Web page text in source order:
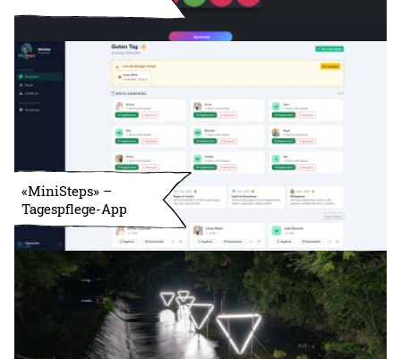
«MiniSteps» –
Tagespflege-App